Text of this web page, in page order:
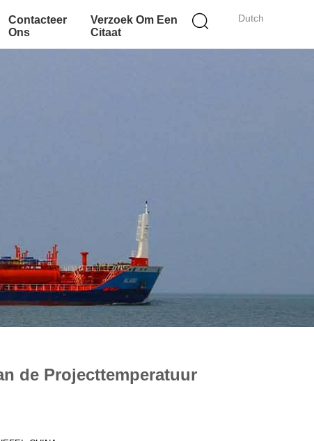
Dutch
Contacteer
Ons
Verzoek Om Een
Citaat
de Projecttemperatuur